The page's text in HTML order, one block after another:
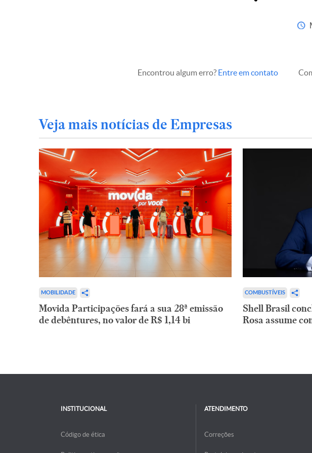
Encontrou algum erro? Entre em contato
Veja mais notícias de Empresas
MOBILIDADE
Movida Participações fará a sua 28ª emissão
de debêntures, no valor de R$ 1,14 bi
COMBUSTÍVEIS
Shell Brasil
Rosa assume
INSTITUCIONAL
Código de ética
ATENDIMENTO
Correções